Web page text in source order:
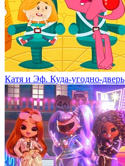
Катя и Эф. Куда-угодно-дверь